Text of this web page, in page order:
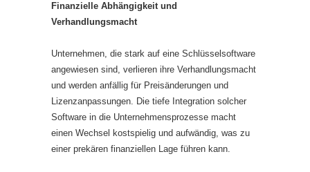
Finanzielle Abhängigkeit und
Verhandlungsmacht
Unternehmen, die stark auf eine Schlüsselsoftware
angewiesen sind, verlieren ihre Verhandlungsmacht
und werden anfällig für Preisänderungen und
Lizenzanpassungen. Die tiefe Integration solcher
Software in die Unternehmensprozesse macht
einen Wechsel kostspielig und aufwändig, was zu
einer prekären finanziellen Lage führen kann.